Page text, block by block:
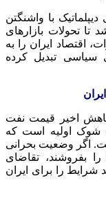
با واشنگتن
تا تحولات بازارهای
اقتصاد ایران را به
سیاسی تبدیل کرده
اخیر قیمت نفت
شوک اولیه است که
اگر وضعیت بحرانی
را بفروشند، تقاضای
شرایط را برای ایران